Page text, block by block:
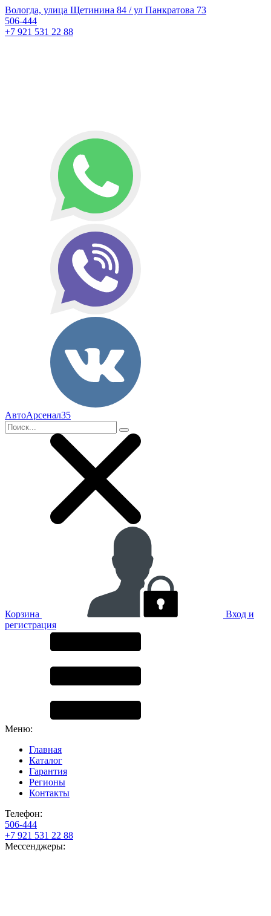
Вологда, улица Щетинина 84 / ул Панкратова 73
506-444
+7 921 531 22 88
АвтоАрсенал35
Корзина
Вход и
регистрация
Меню:
Главная
Каталог
Гарантия
Регионы
Контакты
Телефон:
506-444
+7 921 531 22 88
Мессенджеры: